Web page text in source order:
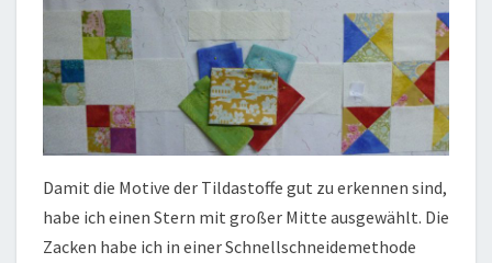
Damit die Motive der Tildastoffe gut zu erkennen sind,
habe ich einen Stern mit großer Mitte ausgewählt. Die
Zacken habe ich in einer Schnellschneidemethode